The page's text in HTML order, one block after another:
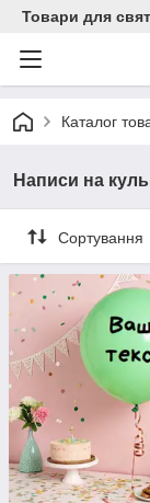
Товари для
Каталог
Написи на
Сортування